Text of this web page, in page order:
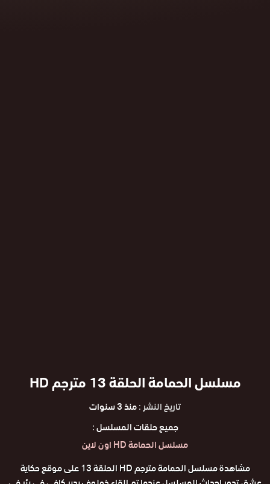
مسلسل الحمامة الحلقة 13 مترجم HD
تاريخ النشر :منذ 3 سنوات
جميع حلقات المسلسل :
مسلسل الحمامة HD اون لاين
مشاهدة مسلسل الحمامة مترجم HD الحلقة 13 على موقع حكاية